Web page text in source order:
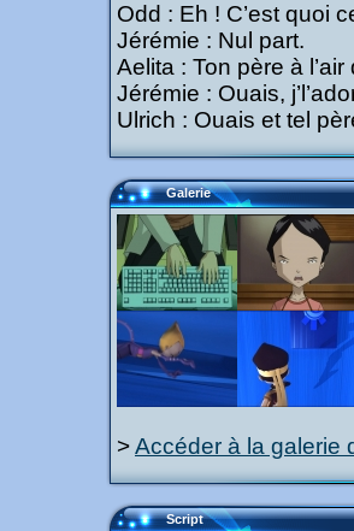
Odd : Eh ! C’est quoi
Jérémie : Nul part.
Aelita : Ton père à
Jérémie : Ouais,
Ulrich : Ouais et tel
Galerie
>Accéder à la galerie
Script